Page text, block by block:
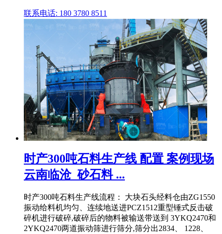
联系电话: 180 3780 8511
时产300吨石料生产线 配置 案例现场
云南临沧_砂石料 ...
时产300吨石料生产线流程： 大块石头经料仓由ZG1550
振动给料机均匀、连续地送进PCZ1512重型锤式反击破
碎机进行破碎,破碎后的物料被输送带送到 3YKQ2470和
2YKQ2470两道振动筛进行筛分,筛分出2834、 1228、